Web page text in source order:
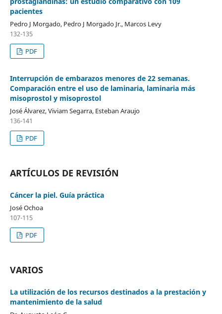
pacientes
Pedro J Morgado, Pedro J Morgado Jr., Marcos Levy
132-135
PDF
Interrupción de embarazos menores de 22 semanas.
Comparación entre el uso de laminaria, laminaria más
misoprostol y misoprostol
José Álvarez, Viviam Segarra, Esteban Araujo
136-141
PDF
ARTÍCULOS DE REVISIÓN
Cáncer la piel. Guía práctica
José Ochoa
107-115
PDF
VARIOS
La utilización de los recursos destinados a la prestación y
mantenimiento de la salud